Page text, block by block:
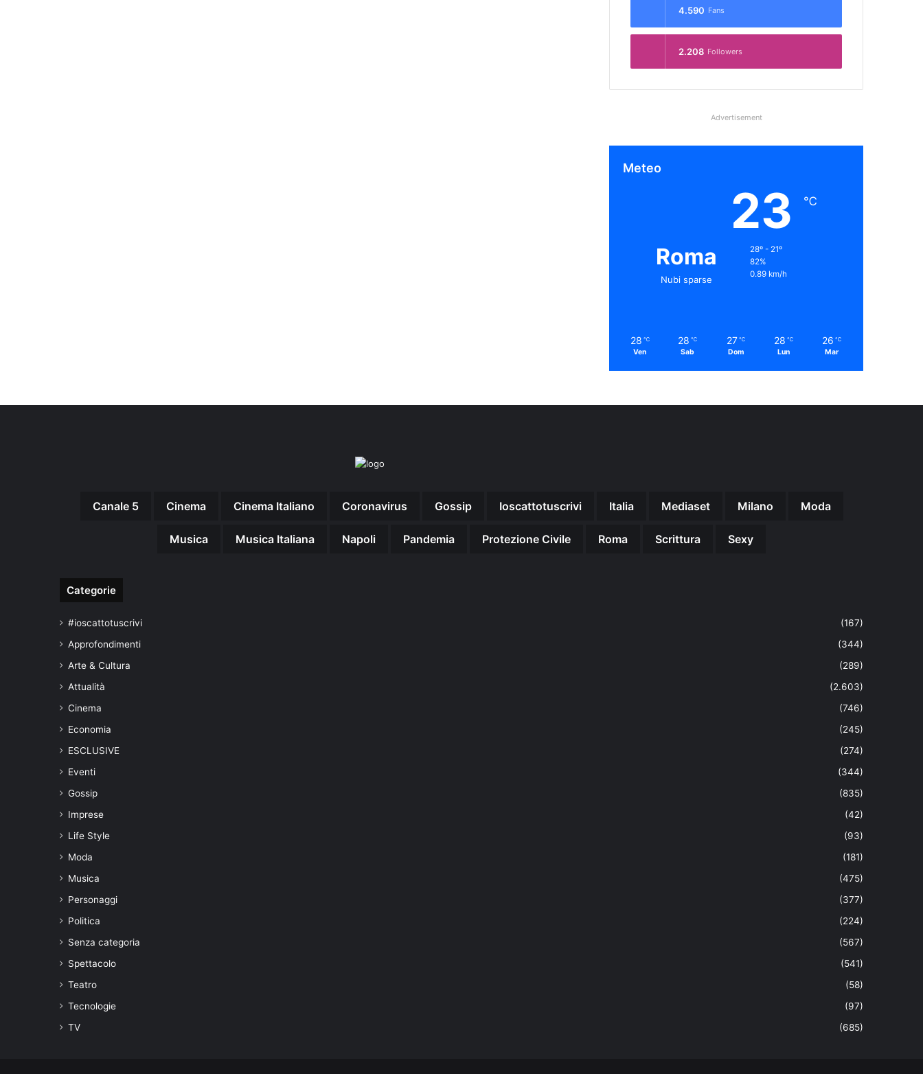
4.590 Fans
2.208 Followers
Advertisement
Meteo
Roma
Nubi sparse
23 ℃
28º - 21º
82%
0.89 km/h
28 ℃
Ven
28 ℃
Sab
27 ℃
Dom
28 ℃
Lun
26 ℃
Mar
Canale 5 Cinema Cinema Italiano Coronavirus Gossip Ioscattotuscrivi Italia Mediaset Milano Moda
Musica Musica Italiana Napoli Pandemia Protezione Civile Roma Scrittura Sexy
Categorie
#ioscattotuscrivi
(167)
Approfondimenti
(344)
Arte & Cultura
(289)
Attualità
(2.603)
Cinema
(746)
Economia
(245)
ESCLUSIVE
(274)
Eventi
(344)
Gossip
(835)
Imprese
(42)
Life Style
(93)
Moda
(181)
Musica
(475)
Personaggi
(377)
Politica
(224)
Senza categoria
(567)
Spettacolo
(541)
Teatro
(58)
Tecnologie
(97)
TV
(685)